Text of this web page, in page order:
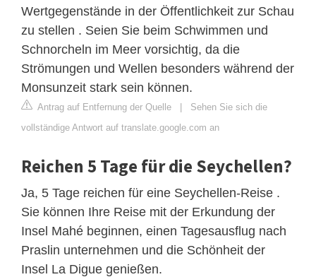
Wertgegenstände in der Öffentlichkeit zur Schau
zu stellen . Seien Sie beim Schwimmen und
Schnorcheln im Meer vorsichtig, da die
Strömungen und Wellen besonders während der
Monsunzeit stark sein können.
Antrag auf Entfernung der Quelle | Sehen Sie sich die
vollständige Antwort auf translate.google.com an
Reichen 5 Tage für die Seychellen?
Ja, 5 Tage reichen für eine Seychellen-Reise .
Sie können Ihre Reise mit der Erkundung der
Insel Mahé beginnen, einen Tagesausflug nach
Praslin unternehmen und die Schönheit der
Insel La Digue genießen.